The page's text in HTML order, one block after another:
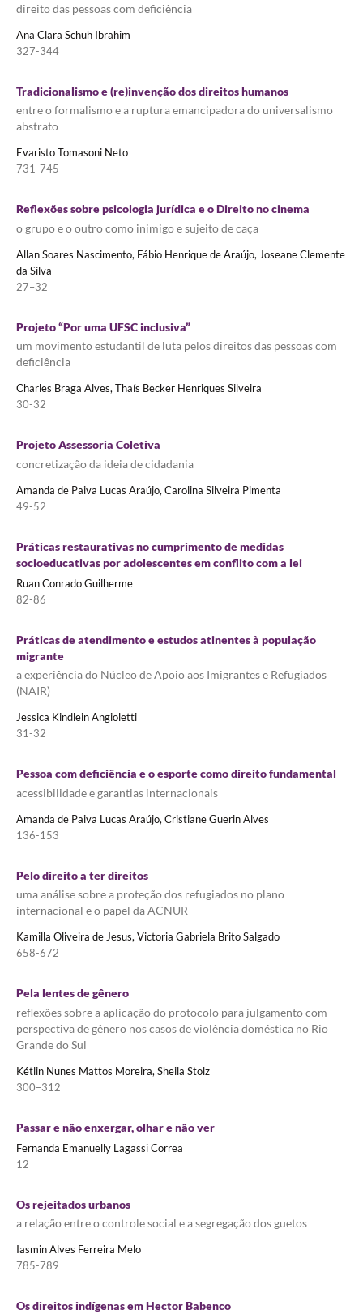
direito das pessoas com deficiência
Ana Clara Schuh Ibrahim
327-344
Tradicionalismo e (re)invenção dos direitos humanos
entre o formalismo e a ruptura emancipadora do universalismo
abstrato
Evaristo Tomasoni Neto
731-745
Reflexões sobre psicologia jurídica e o Direito no cinema
o grupo e o outro como inimigo e sujeito de caça
Allan Soares Nascimento, Fábio Henrique de Araújo, Joseane Clemente
da Silva
27–32
Projeto “Por uma UFSC inclusiva”
um movimento estudantil de luta pelos direitos das pessoas com
deficiência
Charles Braga Alves, Thaís Becker Henriques Silveira
30-32
Projeto Assessoria Coletiva
concretização da ideia de cidadania
Amanda de Paiva Lucas Araújo, Carolina Silveira Pimenta
49-52
Práticas restaurativas no cumprimento de medidas
socioeducativas por adolescentes em conflito com a lei
Ruan Conrado Guilherme
82-86
Práticas de atendimento e estudos atinentes à população
migrante
a experiência do Núcleo de Apoio aos Imigrantes e Refugiados
(NAIR)
Jessica Kindlein Angioletti
31-32
Pessoa com deficiência e o esporte como direito fundamental
acessibilidade e garantias internacionais
Amanda de Paiva Lucas Araújo, Cristiane Guerin Alves
136-153
Pelo direito a ter direitos
uma análise sobre a proteção dos refugiados no plano
internacional e o papel da ACNUR
Kamilla Oliveira de Jesus, Victoria Gabriela Brito Salgado
658-672
Pela lentes de gênero
reflexões sobre a aplicação do protocolo para julgamento com
perspectiva de gênero nos casos de violência doméstica no Rio
Grande do Sul
Kétlin Nunes Mattos Moreira, Sheila Stolz
300–312
Passar e não enxergar, olhar e não ver
Fernanda Emanuelly Lagassi Correa
12
Os rejeitados urbanos
a relação entre o controle social e a segregação dos guetos
Iasmin Alves Ferreira Melo
785-789
Os direitos indígenas em Hector Babenco